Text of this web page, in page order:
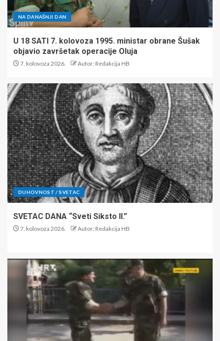
NA DANAŠNJI DAN
U 18 SATI 7. kolovoza 1995. ministar obrane Šušak
objavio završetak operacije Oluja
7. kolovoza 2026. Autor: Redakcija HB
DUHOVNOST / SVETAC
SVETAC DANA “Sveti Siksto II.”
7. kolovoza 2026. Autor: Redakcija HB